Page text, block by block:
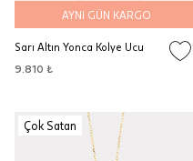
AYNI GÜN KARGO
Sarı Altın Yonca Kolye Ucu
9.810 ₺
Çok Satan